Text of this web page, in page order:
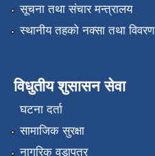
सूचना तथा संचार मन्त्रालय
स्थानीय तहको नक्सा तथा विवरण
विधुतीय शुसासन सेवा
घटना दर्ता
सामाजिक सुरक्षा
नागरिक वडापत्र